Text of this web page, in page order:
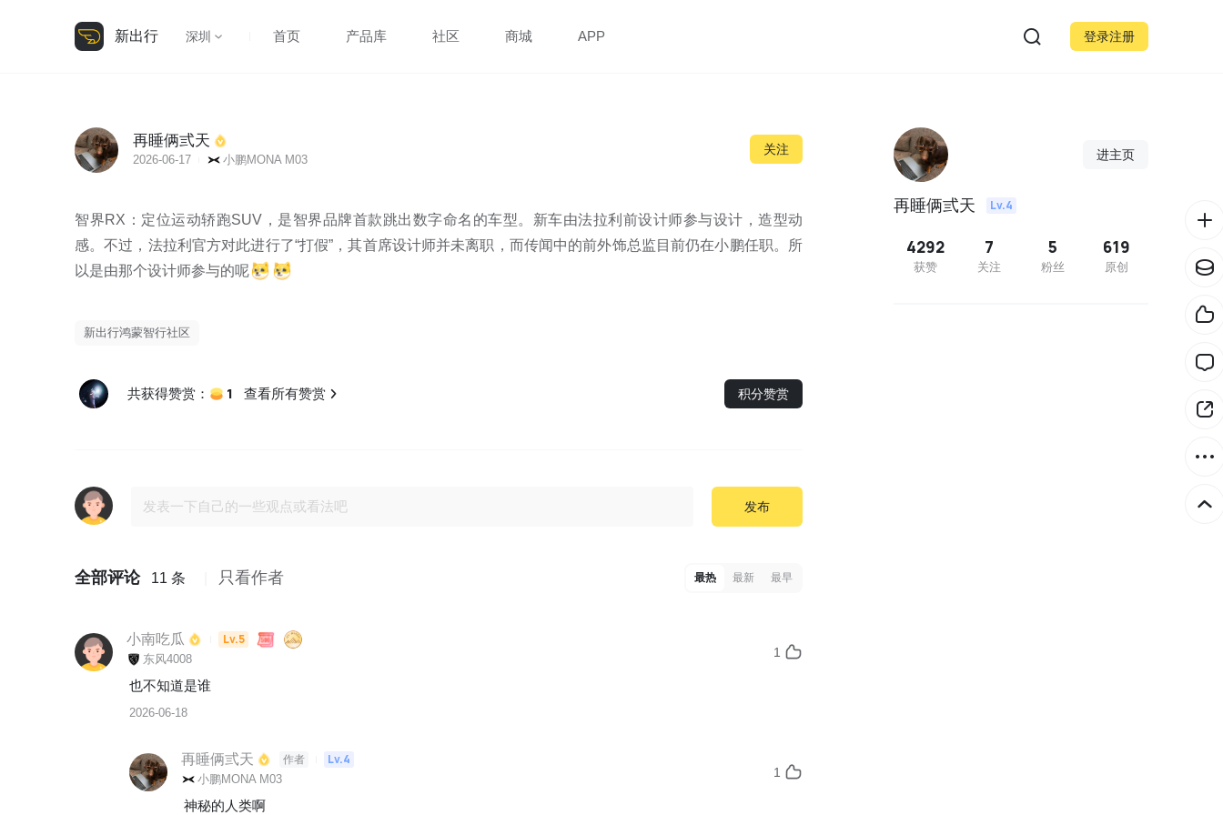
新出行 深圳 首页 产品库 社区 商城 APP 登录注册
再睡俩弎天
2026-06-17 小鹏MONA M03
关注
智界RX​​：定位运动轿跑SUV，是智界品牌首款跳出数字命名的车型。新车由法拉利前设计师参与设计，造型动
感。不过，法拉利官方对此进行了“打假”，其首席设计师并未离职，而传闻中的前外饰总监目前仍在小鹏任职。所
以是由那个设计师参与的呢
新出行鸿蒙智行社区
共获得赞赏： 1 查看所有赞赏 积分赞赏
发布
全部评论 11 条 只看作者 最热 最新 最早
小南吃瓜 Lv.5
东风4008 1
也不知道是谁
2026-06-18
再睡俩弎天 作者 Lv.4
小鹏MONA M03 1
神秘的人类啊
进主页
再睡俩弎天 Lv.4
4292
获赞
7
关注
5
粉丝
619
原创